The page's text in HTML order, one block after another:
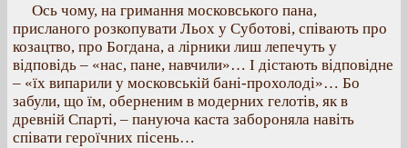
Ось чому, на гримання московського пана,
присланого розкопувати Льох у Суботові, співають про
козацтво, про Богдана, а лірники лиш лепечуть у
відповідь – «нас, пане, навчили»… І дістають відповідне
– «їх випарили у московській бані-прохолоді»… Бо
забули, що їм, оберненим в модерних гелотів, як в
древній Спарті, – пануюча каста забороняла навіть
співати героїчних пісень…